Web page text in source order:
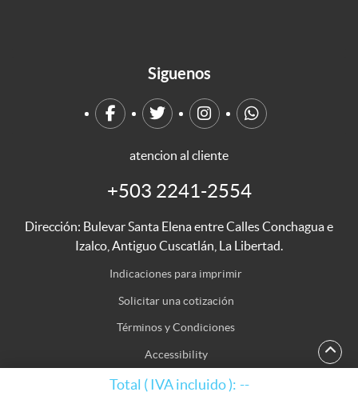
Total ( IVA incluido ): --
Siguenos
atencion al cliente
+503 2241-2554
Dirección: Bulevar Santa Elena entre Calles Conchagua e
Izalco, Antiguo Cuscatlán, La Libertad.
Indicaciones para imprimir
Indicaciones para imprimir
Solicitar una cotización
Términos y Condiciones
Accessibility
Mapa del Sitio